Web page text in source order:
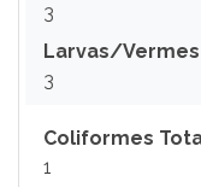
3
Larvas/
3
Coliformes
1